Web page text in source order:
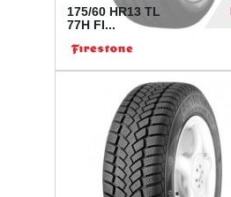
175/60 HR13 TL
77H FI...